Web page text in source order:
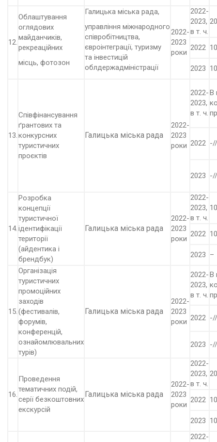
12.
Облаштування
оглядових
майданчиків,
рекреаційних
місць, фотозон
Галицька міська рада,
управління міжнародного
співробітництва,
євроінтеграції, туризму
та інвестицій
облдержадміністрації
2022-
2023
роки
2022-
2023,
в т. ч.
2022
2023
13.
Співфінансування
ґрантових та
конкурсних
туристичних
проєктів
Галицька міська рада
2022-
2023
роки
2022-
2023,
в т. ч.
В
2022
2023
14.
Розробка
концепції
туристичної
ідентифікації
території
(айдентика і
брендбук)
Галицька міська рада
2022-
2023
роки
2022-
2023,
в т. ч.
2022
2023 –
15.
Організація
туристичних
промоційних
заходів
(фестивалів,
форумів,
конференцій,
ознайомлювальних
турів)
Галицька міська рада
2022-
2023
роки
2022-
2023,
в т. ч.
В
2022
2023
16.
Проведення
тематичних подій,
серії безкоштовних
екскурсій
Галицька міська рада
2022-
2023
роки
2022-
2023,
в т. ч.
2022
2023
2022-